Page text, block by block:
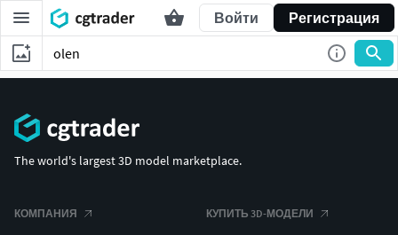
Войти Регистрация
The world's largest 3D model marketplace.
КОМПАНИЯ КУПИТЬ 3D-МОДЕЛИ